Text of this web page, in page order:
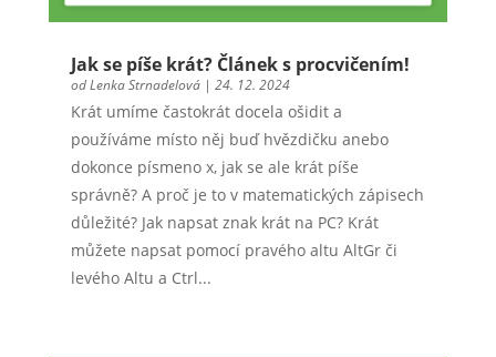
Jak se píše krát? Článek s procvičením!
odLenka Strnadelová| 24. 12. 2024
Krát umíme častokrát docela ošidit a
používáme místo něj buď hvězdičku anebo
dokonce písmeno x, jak se ale krát píše
správně? A proč je to v matematických zápisech
důležité? Jak napsat znak krát na PC? Krát
můžete napsat pomocí pravého altu AltGr či
levého Altu a Ctrl...